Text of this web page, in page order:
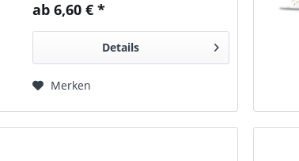
ab 6,60 € *
Details
Merken